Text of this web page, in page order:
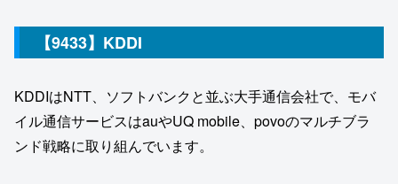
【9433】KDDI
KDDIはNTT、ソフトバンクと並ぶ大手通信会社で、モバ
イル通信サービスはauやUQ mobile、povoのマルチブラ
ンド戦略に取り組んでいます。